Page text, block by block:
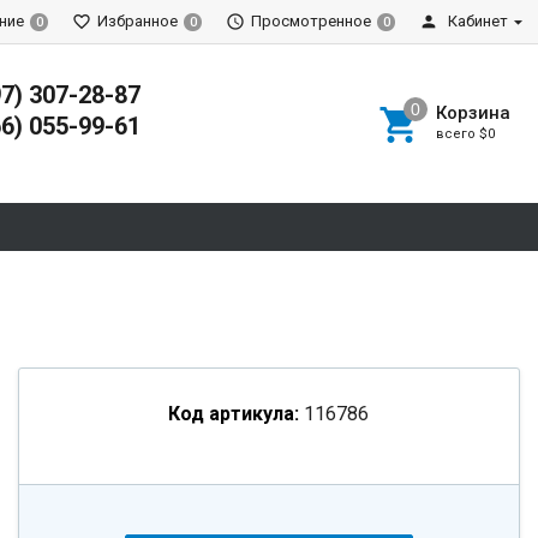
0 Избранное 0 Просмотренное 0 Кабинет
307-28-87
055-99-61
Корзина
всего $0
Код артикула: 116786